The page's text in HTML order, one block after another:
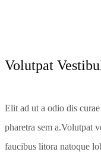
Volutpat
Elit ad ut a odio dis
pharetra sem a.Volutpat
faucibus litora natoque